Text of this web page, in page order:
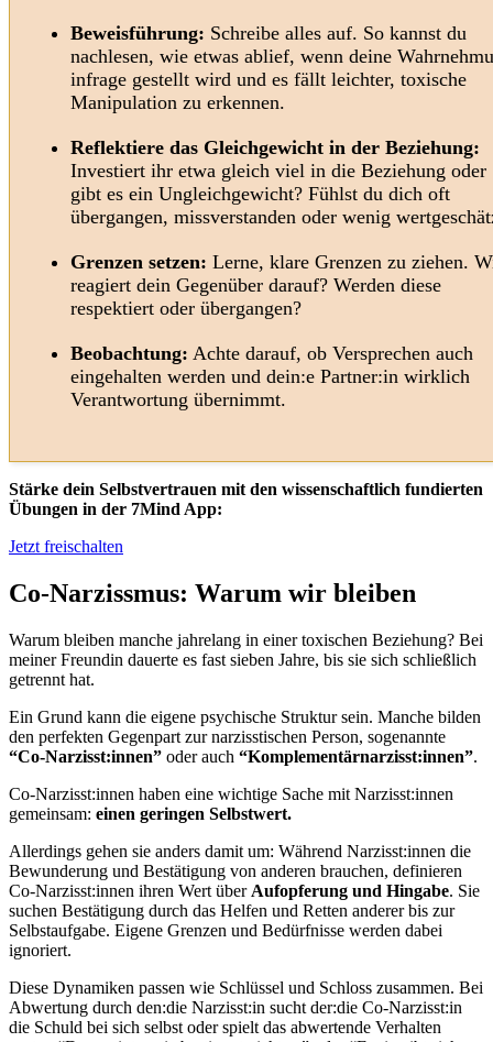
Beweisführung: Schreibe alles auf. So kannst du
nachlesen, wie etwas ablief, wenn deine
infrage gestellt wird und es fällt leichter, toxische
Manipulation zu erkennen.
Reflektiere das Gleichgewicht in der Beziehung:
Investiert ihr etwa gleich viel in die Beziehung oder
gibt es ein Ungleichgewicht? Fühlst du dich oft
übergangen, missverstanden oder wenig
Grenzen setzen: Lerne, klare Grenzen zu ziehen.
reagiert dein Gegenüber darauf? Werden diese
respektiert oder übergangen?
Beobachtung: Achte darauf, ob Versprechen auch
eingehalten werden und dein:e Partner:in wirklich
Verantwortung übernimmt.
Stärke dein Selbstvertrauen mit den wissenschaftlich fundierten
Übungen in der 7Mind App:
Jetzt freischalten
Co-Narzissmus: Warum wir bleiben
Warum bleiben manche jahrelang in einer toxischen Beziehung? Bei
meiner Freundin dauerte es fast sieben Jahre, bis sie sich schließlich
getrennt hat.
Ein Grund kann die eigene psychische Struktur sein. Manche bilden
den perfekten Gegenpart zur narzisstischen Person, sogenannte
“Co-Narzisst:innen” oder auch “Komplementärnarzisst:innen”.
Co-Narzisst:innen haben eine wichtige Sache mit Narzisst:innen
gemeinsam: einen geringen Selbstwert.
Allerdings gehen sie anders damit um: Während Narzisst:innen die
Bewunderung und Bestätigung von anderen brauchen, definieren
Co-Narzisst:innen ihren Wert über Aufopferung und Hingabe. Sie
suchen Bestätigung durch das Helfen und Retten anderer bis zur
Selbstaufgabe. Eigene Grenzen und Bedürfnisse werden dabei
ignoriert.
Diese Dynamiken passen wie Schlüssel und Schloss zusammen. Bei
Abwertung durch den:die Narzisst:in sucht der:die Co-Narzisst:in
die Schuld bei sich selbst oder spielt das abwertende Verhalten